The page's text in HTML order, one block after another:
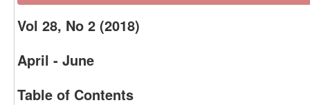
Vol 28, No 2 (2018)
April - June
Table of Contents